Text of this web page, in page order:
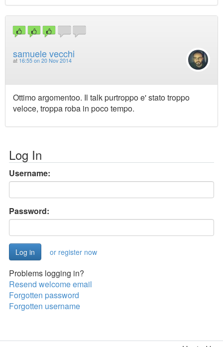
samuele vecchi
at 16:55 on 20 Nov 2014
Ottimo argomentoo. Il talk purtroppo e' stato troppo
veloce, troppa roba in poco tempo.
Log In
Username:
Password:
or register now
Problems logging in?
Resend welcome email
Forgotten password
Forgotten username